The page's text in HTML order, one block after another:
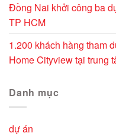
Đồng Nai khởi công ba
TP HCM
1.200 khách hàng tham
Home Cityview tại trung
Danh mục
dự án